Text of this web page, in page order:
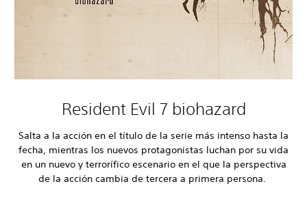
Resident Evil 7 biohazard
Salta a la acción en el título de la serie más intenso hasta la
fecha, mientras los nuevos protagonistas luchan por su vida
en un nuevo y terrorífico escenario en el que la perspectiva
de la acción cambia de tercera a primera persona.